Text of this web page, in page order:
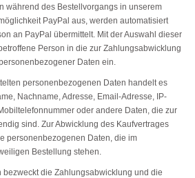
während des Bestellvorgangs in unserem
PayPal aus, werden automatisiert
an PayPal übermittelt. Mit der Auswahl dieser
Person in die zur Zahlungsabwicklung
Daten ein.
personenbezogenen Daten handelt es
Nachname, Adresse, Email-Adresse, IP-
oder andere Daten, die zur
sind. Zur Abwicklung des Kaufvertrages
personenbezogenen Daten, die im
Bestellung stehen.
bezweckt die Zahlungsabwicklung und die